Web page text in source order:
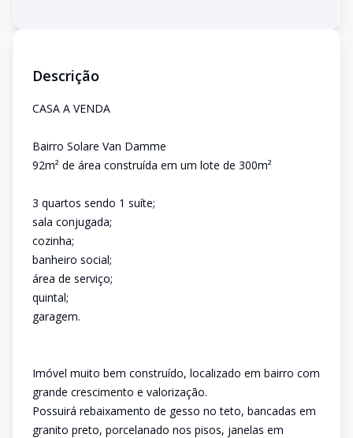
Descrição
CASA A VENDA
Bairro Solare Van Damme
92m² de área construída em um lote de 300m²
3 quartos sendo 1 suíte;
sala conjugada;
cozinha;
banheiro social;
área de serviço;
quintal;
garagem.
Imóvel muito bem construído, localizado em bairro com
grande crescimento e valorização.
Possuirá rebaixamento de gesso no teto, bancadas em
granito preto, porcelanado nos pisos, janelas em